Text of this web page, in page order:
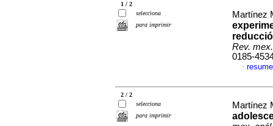
1 / 2
selecciona
para imprimir
Martínez
Rev.
0185-
·
2 / 2
selecciona
para imprimir
Martínez